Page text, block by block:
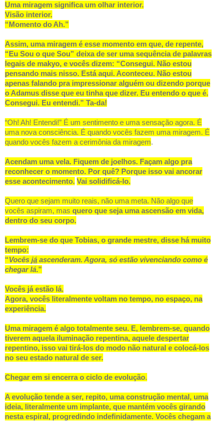
Uma miragem significa um olhar interior.
Visão interior.
“Momento do Ah.”
Assim, uma miragem é esse momento em que, de repente,
“Eu Sou o que Sou” deixa de ser uma sequência de palavras
legais de makyo, e vocês dizem: “Consegui. Não estou
pensando mais nisso. Está aqui. Aconteceu. Não estou
apenas falando pra impressionar alguém ou dizendo porque
o Adamus disse que eu tinha que dizer. Eu entendo o que é.
Consegui. Eu entendi.” Ta-da!
“Oh! Ah! Entendi!” É um sentimento e uma sensação agora. É
uma nova consciência. É quando vocês fazem uma miragem. É
quando vocês fazem a cerimônia da miragem.
Acendam uma vela. Fiquem de joelhos. Façam algo pra
reconhecer o momento. Por quê? Porque isso vai ancorar
esse acontecimento. Vai solidificá-lo.
Quero que sejam muito reais, não uma meta. Não algo que
vocês aspiram, mas quero que seja uma ascensão em vida,
dentro do seu corpo.
Lembrem-se do que Tobias, o grande mestre, disse há muito
tempo:
“Vocês já ascenderam. Agora, só estão vivenciando como é
chegar lá.”
Vocês já estão lá.
Agora, vocês literalmente voltam no tempo, no espaço, na
experiência.
Uma miragem é algo totalmente seu. E, lembrem-se, quando
tiverem aquela iluminação repentina, aquele despertar
repentino, isso vai tirá-los do modo não natural e colocá-los
no seu estado natural de ser.
Chegar em si encerra o ciclo de evolução.
A evolução tende a ser, repito, uma construção mental, uma
ideia, literalmente um implante, que mantém vocês girando
nesta espiral, progredindo indefinidamente. Vocês chegam a